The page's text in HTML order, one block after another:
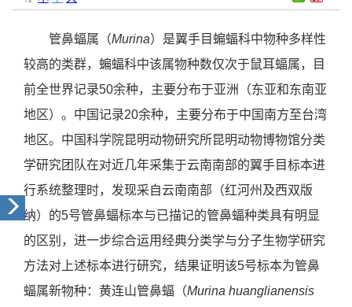
管鼻蝠属（Murina）是翼手目蝙蝠科中物种多样性
较高的类群，蝙蝠科中该属物种数仅次于鼠耳蝠属，目
前全世界记录50余种，主要分布于亚洲（东亚和东南亚
地区）。中国记录20余种，主要分布于中国南方至台湾
地区。中国科学院昆明动物研究所昆明动物博物馆分类
学研究团队在对近几年采集于云南南部的翼手目标本进
行系统整理时，发现采自云南南部（红河州及西双版
纳）的5号管鼻蝠标本与已描记的管鼻蝠种类具有明显
的区别，进一步综合运用经典分类学与分子生物学研究
方法对上述标本进行研究，结果证明该5号标本为管鼻
蝠属新物种：黄连山管鼻蝠（Murina huanglianensis